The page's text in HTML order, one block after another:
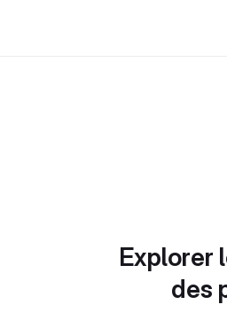
Explorer
des